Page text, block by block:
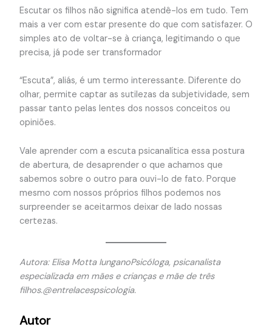
Escutar os filhos não significa atendê-los em tudo. Tem
mais a ver com estar presente do que com satisfazer. O
simples ato de voltar-se à criança, legitimando o que
precisa, já pode ser transformador
“Escuta”, aliás, é um termo interessante. Diferente do
olhar, permite captar as sutilezas da subjetividade, sem
passar tanto pelas lentes dos nossos conceitos ou
opiniões.
Vale aprender com a escuta psicanalítica essa postura
de abertura, de desaprender o que achamos que
sabemos sobre o outro para ouvi-lo de fato. Porque
mesmo com nossos próprios filhos podemos nos
surpreender se aceitarmos deixar de lado nossas
certezas.
Autora: Elisa Motta IunganoPsicóloga, psicanalista
especializada em mães e crianças e mãe de três
filhos.@entrelacespsicologia.
Autor